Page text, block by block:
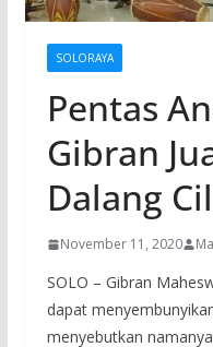
SOLORAYA
Pentas
Gibran
Dalang
November 11, 2020
SOLO – Gibran
dapat
menyebutkan